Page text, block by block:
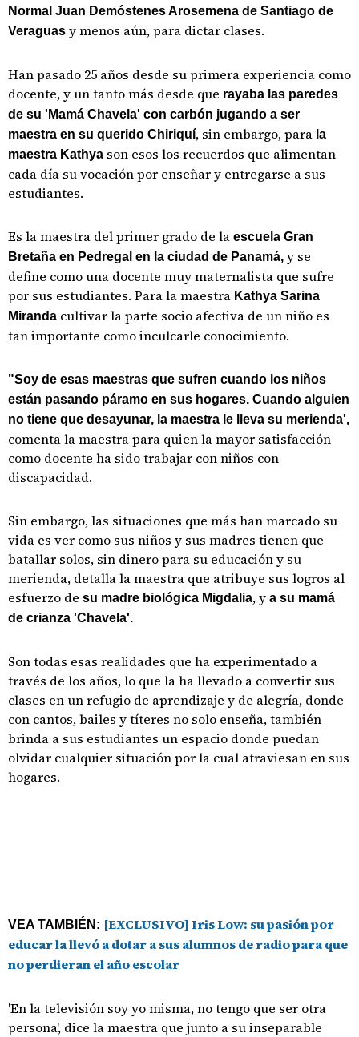
Normal Juan Demóstenes Arosemena de Santiago de
Veraguas y menos aún, para dictar clases.
Han pasado 25 años desde su primera experiencia como
docente, y un tanto más desde que rayaba las paredes
de su 'Mamá Chavela' con carbón jugando a ser
maestra en su querido Chiriquí, sin embargo, para la
maestra Kathya son esos los recuerdos que alimentan
cada día su vocación por enseñar y entregarse a sus
estudiantes.
Es la maestra del primer grado de la escuela Gran
Bretaña en Pedregal en la ciudad de Panamá, y se
define como una docente muy maternalista que sufre
por sus estudiantes. Para la maestra Kathya Sarina
Miranda cultivar la parte socio afectiva de un niño es
tan importante como inculcarle conocimiento.
"Soy de esas maestras que sufren cuando los niños
están pasando páramo en sus hogares. Cuando alguien
no tiene que desayunar, la maestra le lleva su merienda',
comenta la maestra para quien la mayor satisfacción
como docente ha sido trabajar con niños con
discapacidad.
Sin embargo, las situaciones que más han marcado su
vida es ver como sus niños y sus madres tienen que
batallar solos, sin dinero para su educación y su
merienda, detalla la maestra que atribuye sus logros al
esfuerzo de su madre biológica Migdalia, y a su mamá
de crianza 'Chavela'.
Son todas esas realidades que ha experimentado a
través de los años, lo que la ha llevado a convertir sus
clases en un refugio de aprendizaje y de alegría, donde
con cantos, bailes y títeres no solo enseña, también
brinda a sus estudiantes un espacio donde puedan
olvidar cualquier situación por la cual atraviesan en sus
hogares.
VEA TAMBIÉN: [EXCLUSIVO] Iris Low: su pasión por
educar la llevó a dotar a sus alumnos de radio para que
no perdieran el año escolar
'En la televisión soy yo misma, no tengo que ser otra
persona', dice la maestra que junto a su inseparable